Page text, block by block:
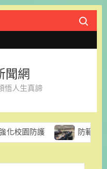
Search
聞網
悟人生真諦
防範颱風停電風險 台電